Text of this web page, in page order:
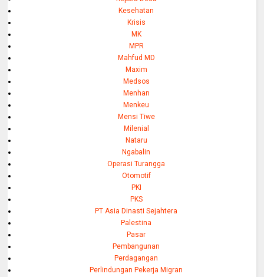
Kesehatan
Krisis
MK
MPR
Mahfud MD
Maxim
Medsos
Menhan
Menkeu
Mensi Tiwe
Milenial
Nataru
Ngabalin
Operasi Turangga
Otomotif
PKI
PKS
PT Asia Dinasti Sejahtera
Palestina
Pasar
Pembangunan
Perdagangan
Perlindungan Pekerja Migran